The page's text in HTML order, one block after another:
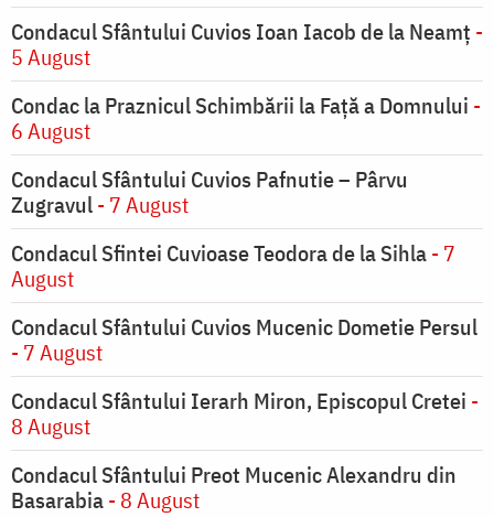
Condacul Sfântului Cuvios Ioan Iacob de la Neamț -
5 August
Condac la Praznicul Schimbării la Faţă a Domnului -
6 August
Condacul Sfântului Cuvios Pafnutie – Pârvu
Zugravul- 7 August
Condacul Sfintei Cuvioase Teodora de la Sihla- 7
August
Condacul Sfântului Cuvios Mucenic Dometie Persul
- 7 August
Condacul Sfântului Ierarh Miron, Episcopul Cretei -
8 August
Condacul Sfântului Preot Mucenic Alexandru din
Basarabia- 8 August